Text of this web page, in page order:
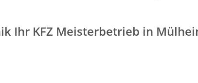
Ihr KFZ Meisterbetrieb in